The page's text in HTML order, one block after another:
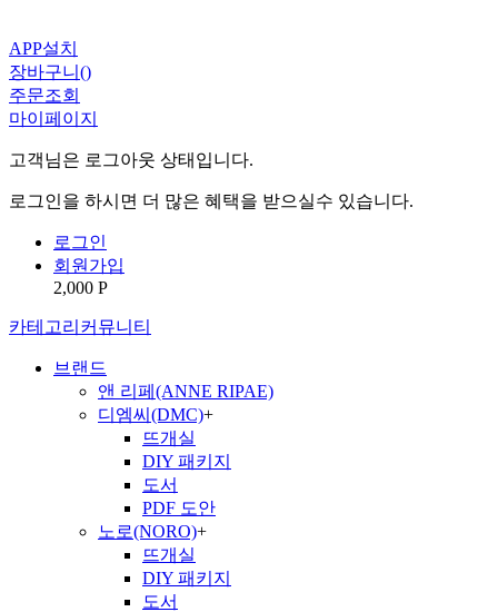
APP설치
장바구니()
주문조회
마이페이지
고객님은 로그아웃 상태입니다.
로그인을 하시면 더 많은 혜택을 받으실수 있습니다.
로그인
회원가입
2,000 P
카테고리 커뮤니티
브랜드
앤 리페(ANNE RIPAE)
디엠씨(DMC)+
뜨개실
DIY 패키지
도서
PDF 도안
노로(NORO)+
뜨개실
DIY 패키지
도서